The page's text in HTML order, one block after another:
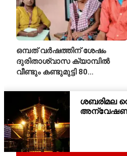
ഒമ്പത് വർഷത്തിന് ശേഷം
ദുരിതാശ്വാസ ക്യാമ്പിൽ
വീണ്ടും കണ്ടുമുട്ടി 80